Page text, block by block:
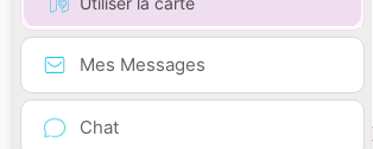
Mes Messages
Chat